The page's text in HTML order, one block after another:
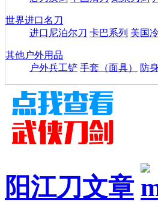
世界进口名刀
进口尼泊尔刀 卡巴系列 美国
其他户外用品
户外兵工铲 手套（面具） 防
阳江刀文章